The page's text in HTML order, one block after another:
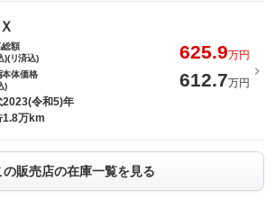
総額
)(リ済込)
625.9万円
本体価格
)
612.7万円
2023(令和5)年
1.8万km
の販売店の在庫一覧を見る